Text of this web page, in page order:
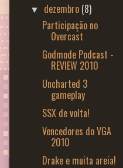
▼ dezembro (8)
Participação no
Overcast
Godmode Podcast -
REVIEW 2010
Uncharted 3
gameplay
SSX de volta!
Vencedores do VGA
2010
Drake e muita areia!